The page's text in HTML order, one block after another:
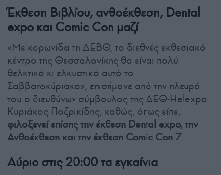
Έκθεση Βιβλίου, ανθοέκθεση, Dental
expo και Comic Con μαζί
«Με κορωνίδα τη ΔΕΒΘ, το διεθνές εκθεσιακό
κέντρο της Θεσσαλονίκης θα είναι πολύ
θελκτικό κι ελκυστικό αυτό το
Σαββατοκύριακο», επισήμανε από την πλευρά
του ο διευθύνων σύμβουλος της ΔΕΘ-Helexpo
Κυριάκος Ποζρικίδης, καθώς, όπως είπε,
φιλοξενεί επίσης την έκθεση Dental expo, την
Ανθοέκθεση και την έκθεση Comic Con 7.
Αύριο στις 20:00 τα εγκαίνια